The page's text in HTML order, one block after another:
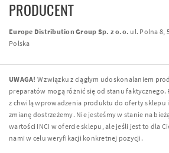
PRODUCENT
Europe Distribution Group Sp. z o.o. ul. Polna 8,
Polska
UWAGA! W związku z ciągłym udoskonalaniem
preparatów mogą różnić się od stanu faktycznego.
z chwilą wprowadzenia produktu do oferty sklepu
zmianę dostrzeżemy. Nie jesteśmy w stanie na
wartości INCI w ofercie sklepu, ale jeśli jest to dla
nami w celu weryfikacji konkretnej pozycji.